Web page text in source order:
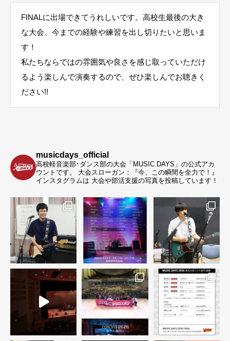
FINALに出場できてうれしいです。高校生最後の大き
な大会、今までの経験や練習を出し切りたいと思いま
す！
私たちならではの雰囲気や良さを感じ取っていただけ
るよう楽しんで演奏するので、ぜひ楽しんでお聴きく
ださい!!
musicdays_official
高校軽音楽部･ダンス部の大会「MUSIC DAYS」の公式アカ
ウントです。
大会スローガン：『今、この瞬間を全力で！』
インスタグラムは 大会や部活支援の写真を投稿しています！